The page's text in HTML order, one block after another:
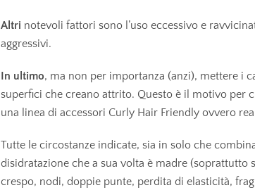
Altri notevoli fattori sono l’uso eccessivo e
aggressivi.
In ultimo, ma non per importanza (anzi), mettere i
superfici che creano attrito. Questo è il motivo per
una linea di accessori Curly Hair Friendly ovvero
Tutte le circostanze indicate, sia in solo che
disidratazione che a sua volta è madre
crespo, nodi, doppie punte, perdita di elasticità,